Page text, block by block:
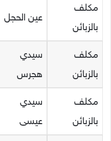
مكلف
بالزبائن
عين الحجل
مكلف
بالزبائن
سيدي
هجرس
مكلف
بالزبائن
سيدي
عيسى